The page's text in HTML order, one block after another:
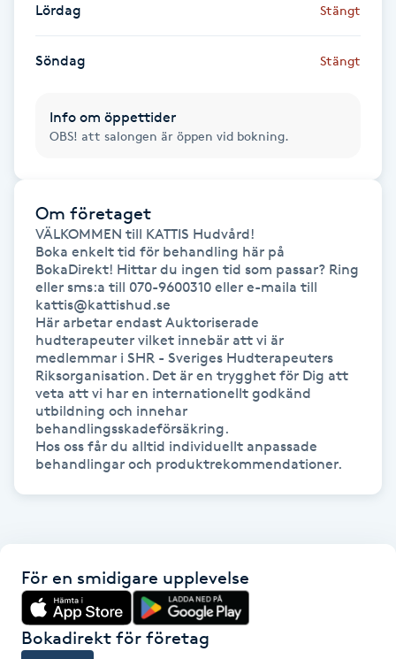
Kinesisk medicin
Kiropraktik
Klangmassage
Klippning
Klippning & Slingor
Klippning ungdom
Koppningsmassage
Kosmetisk tatuering
Kostrådgivning
Kroppsinpackning
Käkledsbehandling
Kärlbehandling
Lördag Stängt
Söndag Stängt
Info om öppettider
OBS! att salongen är öppen vid bokning.
Om företaget
VÄLKOMMEN till KATTIS Hudvård!
Boka enkelt tid för behandling här på
BokaDirekt! Hittar du ingen tid som passar? Ring
eller sms:a till 070-9600310 eller e-maila till
kattis@kattishud.se
Här arbetar endast Auktoriserade
hudterapeuter vilket innebär att vi är
medlemmar i SHR - Sveriges Hudterapeuters
Riksorganisation. Det är en trygghet för Dig att
veta att vi har en internationellt godkänd
utbildning och innehar
behandlingsskadeförsäkring.
Hos oss får du alltid individuellt anpassade
För en smidigare upplevelse
Bokadirekt för företag